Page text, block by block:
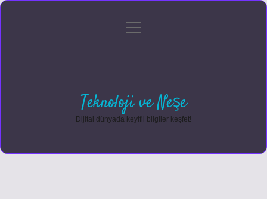
Gizlilik Politikası
menüyü
Teknoloji ve Neşe
Dijital dünyada keyifli bilgiler keşfet!